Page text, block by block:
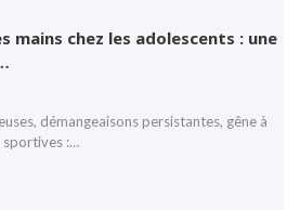
mains chez les adolescents : une
démangeaisons persistantes, gêne à
sportives :…